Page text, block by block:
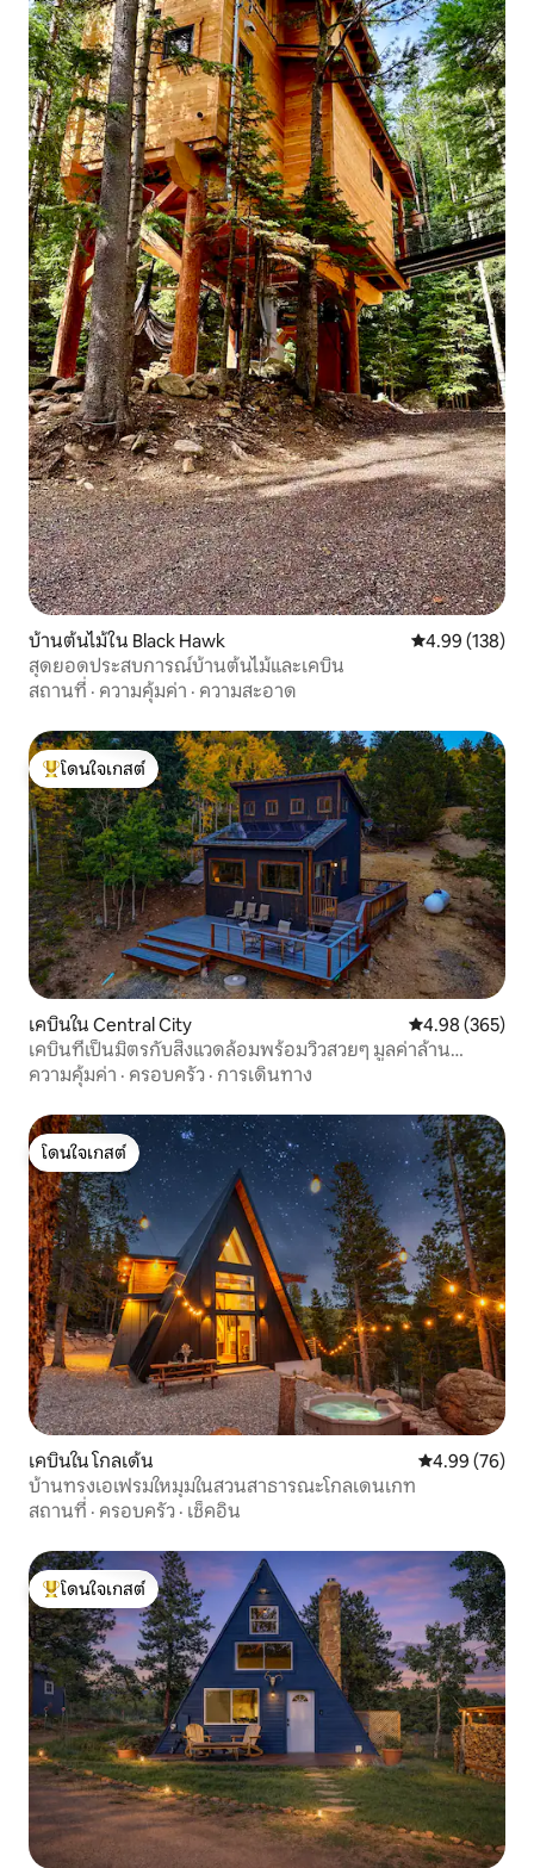
บ้านต้นไม้ใน Black Hawk คะแนนเฉลี่ย
4.99 (138)
สุดยอดประสบการณ์บ้านต้นไม้และเคบิน
สถานที่ · ความคุ้มค่า · ความสะอาด
โดนใจเกสต์ที่สุด
โดนใจเกสต์
เคบินใน Central City คะแนนเฉลี่ย
4.98 (365)
เคบินที่เป็นมิตรกับสิ่งแวดล้อมพร้อมวิวสวยๆ มูลค่าล้าน
ดอลลาร์
ความคุ้มค่า · ครอบครัว · การเดินทาง
โดนใจเกสต์
โดนใจเกสต์
เคบินใน โกลเด้น คะแนนเฉลี่ย
4.99 (76)
บ้านทรงเอเฟรมใหมุมในสวนสาธารณะโกลเดนเกท
สถานที่ · ครอบครัว · เช็คอิน
โดนใจเกสต์ที่สุด
โดนใจเกสต์